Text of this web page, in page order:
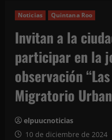
Noticias Quintana Roo
Invitan a la
participar en la
observación
Migratorio
elpuucnoticias
10 de diciembre de 2024